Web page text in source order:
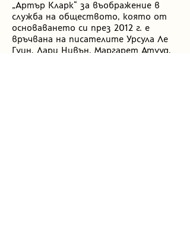
„Артър Кларк“ за въображение в
служба на обществото, която от
основаването си през 2012 г. е
връчвана на писателите Урсула Ле
Гуин, Лари Нивън, Маргарет Атууд,